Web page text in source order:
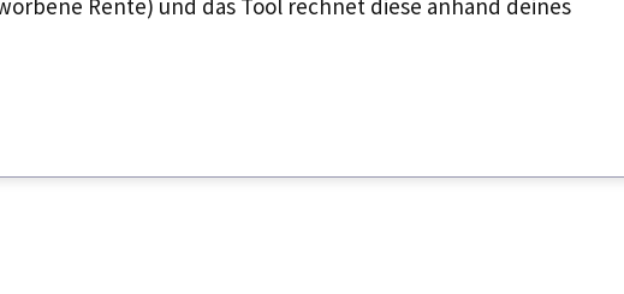
Rente) und das Tool rechnet diese anhand deines